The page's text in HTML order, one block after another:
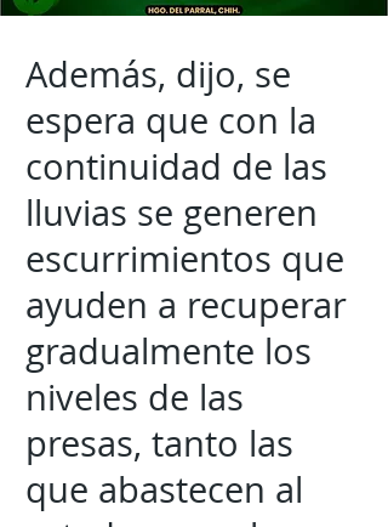
Además, dijo, se
espera que con la
continuidad de las
lluvias se generen
escurrimientos que
ayuden a recuperar
gradualmente los
niveles de las
presas, tanto las
que abastecen al